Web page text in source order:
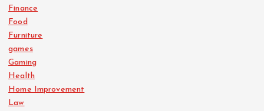
Finance
Food
Furniture
games
Gaming
Health
Home Improvement
Law